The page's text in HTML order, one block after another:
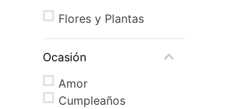
Flores y Plantas
Ocasión
Amor
Cumpleaños